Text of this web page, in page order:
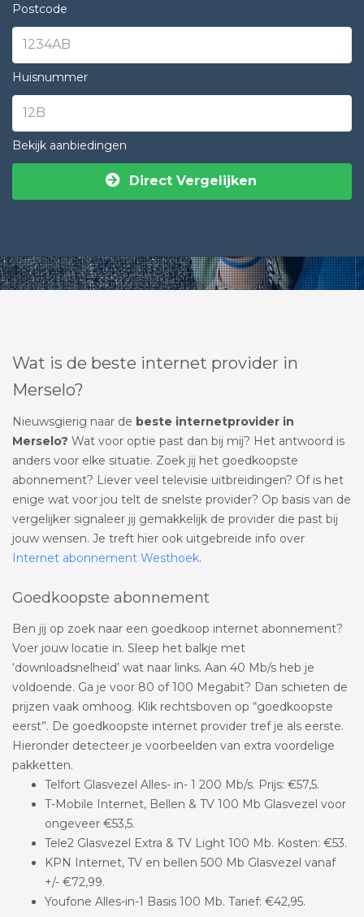
Postcode
Huisnummer
Bekijk aanbiedingen
Direct Vergelijken
Wat is de beste internet provider in
Merselo?
Nieuwsgierig naar de beste internetprovider in
Merselo? Wat voor optie past dan bij mij? Het antwoord is
anders voor elke situatie. Zoek jij het goedkoopste
abonnement? Liever veel televisie uitbreidingen? Of is het
enige wat voor jou telt de snelste provider? Op basis van de
vergelijker signaleer jij gemakkelijk de provider die past bij
jouw wensen. Je treft hier ook uitgebreide info over
Internet abonnement Westhoek.
Goedkoopste abonnement
Ben jij op zoek naar een goedkoop internet abonnement?
Voer jouw locatie in. Sleep het balkje met
‘downloadsnelheid’ wat naar links. Aan 40 Mb/s heb je
voldoende. Ga je voor 80 of 100 Megabit? Dan schieten de
prijzen vaak omhoog. Klik rechtsboven op “goedkoopste
eerst”. De goedkoopste internet provider tref je als eerste.
Hieronder detecteer je voorbeelden van extra voordelige
pakketten.
Telfort Glasvezel Alles- in- 1 200 Mb/s. Prijs: €57,5.
T-Mobile Internet, Bellen & TV 100 Mb Glasvezel voor
ongeveer €53,5.
Tele2 Glasvezel Extra & TV Light 100 Mb. Kosten: €53.
KPN Internet, TV en bellen 500 Mb Glasvezel vanaf
+/- €72,99.
Youfone Alles-in-1 Basis 100 Mb. Tarief: €42,95.